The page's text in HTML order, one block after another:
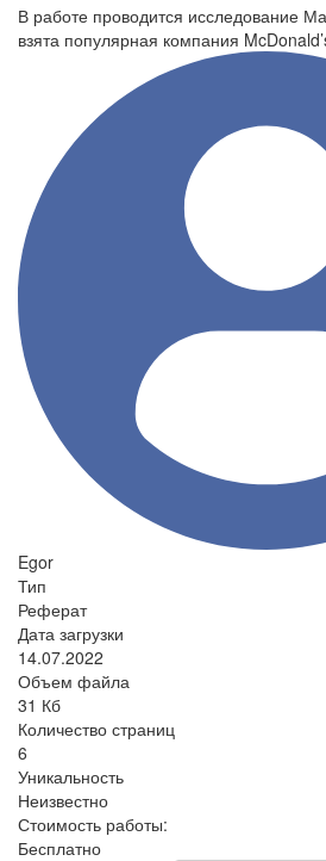
В работе проводится исследование
взята популярная компания
Egor
Тип
Реферат
Дата загрузки
14.07.2022
Объем файла
31 Кб
Количество страниц
6
Уникальность
Неизвестно
Стоимость работы:
Бесплатно